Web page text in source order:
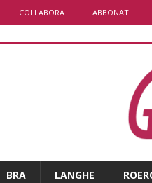
COLLABORA ABBONATI
BRA LANGHE